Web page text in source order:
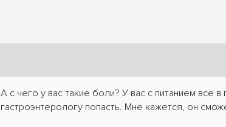
А с чего у вас такие боли? У вас с питанием
гастроэнтерологу попасть. Мне кажется, он